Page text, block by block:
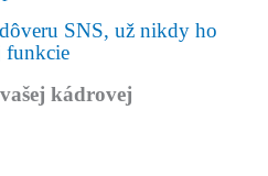
SNS, už nikdy ho
funkcie
kádrovej